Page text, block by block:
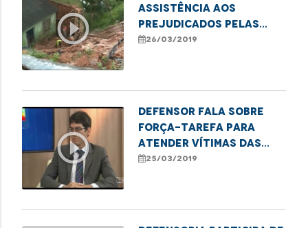
play_circle_outline
assistência aos
prejudicados pelas
chuvas
26/03/2019
play_circle_outline
Defensor fala sobre
força-tarefa para
atender vítimas das
chuvas
25/03/2019